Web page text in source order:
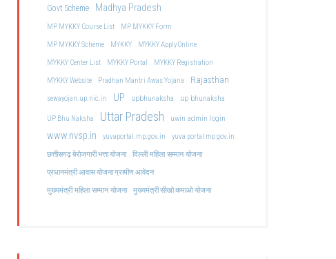
Govt Scheme Madhya Pradesh
MP MYKKY Course List
MP MYKKY Form
MP MYKKY Scheme
MYKKY
MYKKY Apply Online
MYKKY Center List
MYKKY Portal
MYKKY Registration
MYKKY Website
Pradhan Mantri Awas Yojana Rajasthan
sewayojan.up.nic.in UP upbhunaksha up bhunaksha
UP Bhu Naksha Uttar Pradesh uwin admin login
www.nvsp.in yuvaportal.mp.gov.in
yuva portal mp gov.in
छत्तीसगढ़ बेरोजगारी भत्ता योजना
दिल्ली महिला सम्मान योजना
प्रधानमंत्री आवास योजना ग्रामीण आवेदन
मुख्यमंत्री महिला सम्मान योजना मुख्यमंत्री सीखो कमाओ योजना